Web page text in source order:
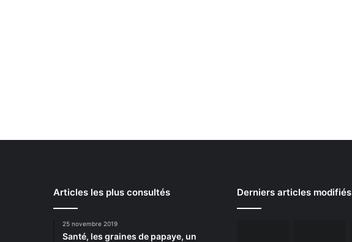
Articles les plus consultés
25 novembre 2019
Santé, les graines de papaye, un
Derniers articles modifiés